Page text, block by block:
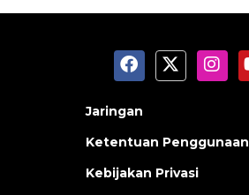
Jaringan
Ketentuan Penggunaan
Kebijakan Privasi